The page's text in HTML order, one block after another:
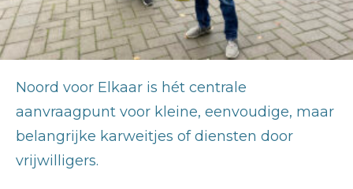
Noord voor Elkaar is hét centrale
aanvraagpunt voor kleine, eenvoudige, maar
belangrijke karweitjes of diensten door
vrijwilligers.